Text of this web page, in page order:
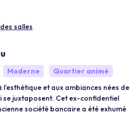
salles
Moderne
Quartier animé
et aux ambiances nées de
se juxtaposent. Cet ex-confidentiel
société bancaire a été exhumé